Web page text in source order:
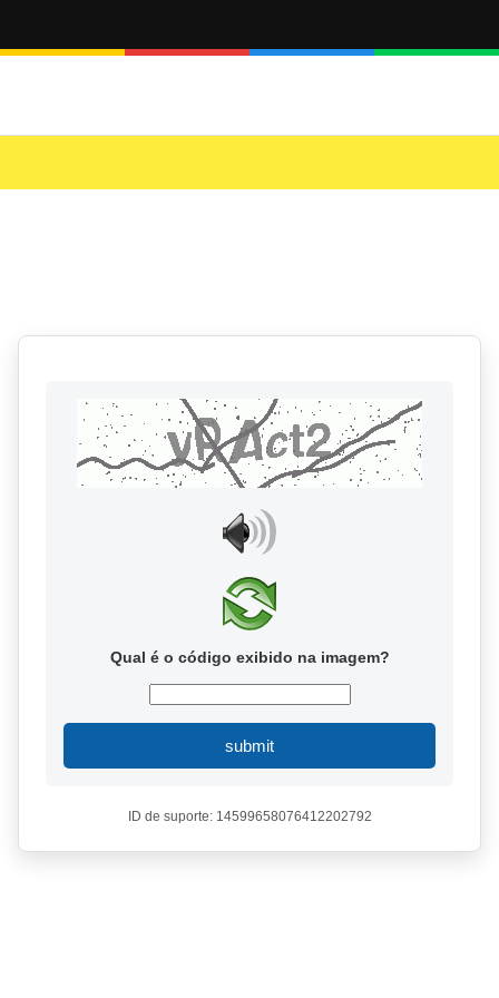
Qual é o código exibido na imagem?
submit
ID de suporte: 14599658076412202792